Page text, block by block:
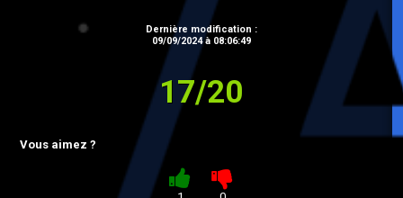
Dernière modification :
09/09/2024 à 08:06:49
17/20
Vous aimez ?